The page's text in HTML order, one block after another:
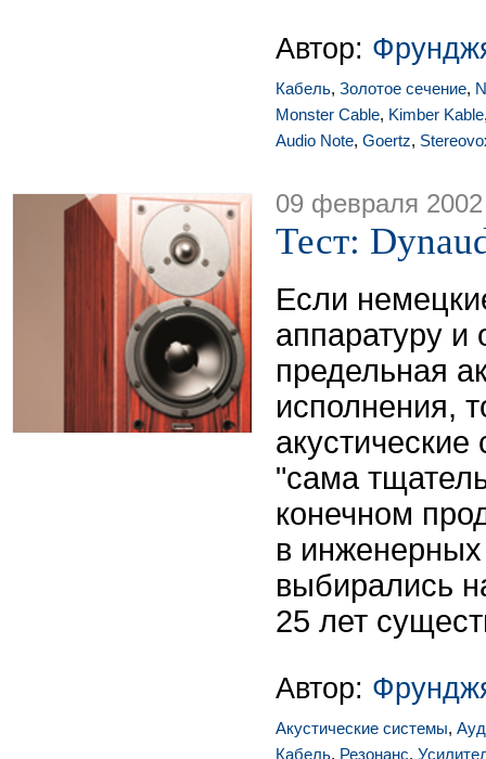
Автор:
Кабель, Золотое сечение,
Monster Cable, Kimber Kable
Audio Note, Goertz,
09 февраля 2002
Тест:
Если
аппаратуру и
предельная
исполнения,
"сама
конечном
в
выбирались
25 лет
Автор:
Акустические системы,
Кабель, Резонанс,